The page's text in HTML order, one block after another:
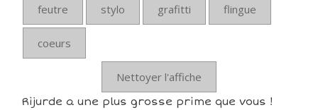
feutre stylo grafitti flingue
coeurs
Nettoyer l'affiche
Rijurde a une plus grosse prime que vous !